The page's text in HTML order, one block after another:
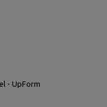
- UpForm